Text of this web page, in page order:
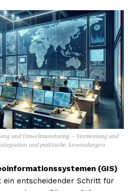
unseren
Newsletter
und Umweltmonitoring – Vermessung und
und praktische Anwendungen
(GIS)
entscheidender Schritt für